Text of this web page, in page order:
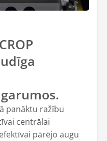
panāktu ražību
centrālai
pārējo augu